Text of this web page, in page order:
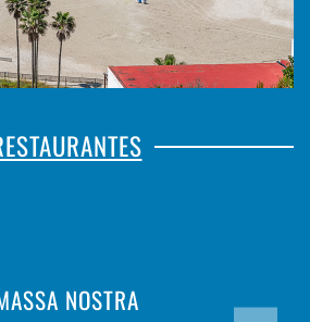
NOSTRA